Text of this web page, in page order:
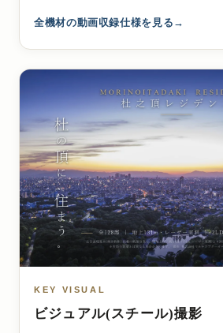
全機材の動画収録仕様を見る
KEY VISUAL
ビジュアル(スチール)撮影